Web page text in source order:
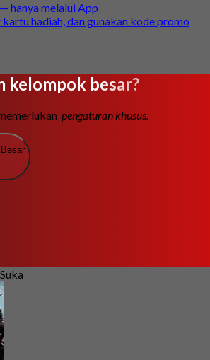
hanya melalui App
hadiah, dan gunakan kode promo
kelompok besar?
pengaturan khusus.